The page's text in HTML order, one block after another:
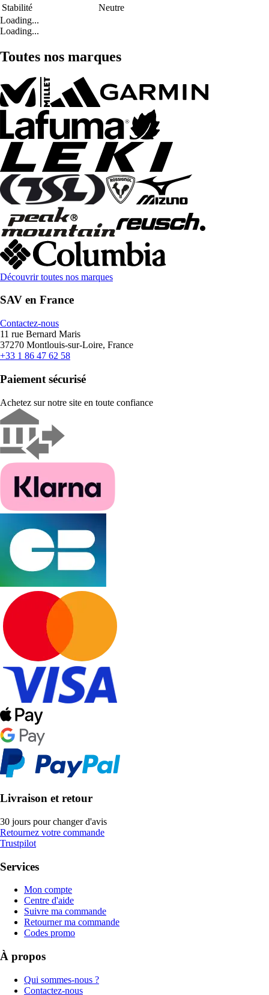
Stabilité
Neutre
Loading...
Loading...
Toutes nos marques
Découvrir toutes nos marques
SAV en France
Contactez-nous
11 rue Bernard Maris
37270 Montlouis-sur-Loire, France
+33 1 86 47 62 58
Paiement sécurisé
Achetez sur notre site en toute confiance
Livraison et retour
30 jours pour changer d'avis
Retournez votre commande
Trustpilot
Services
Mon compte
Centre d'aide
Suivre ma commande
Retourner ma commande
Codes promo
À propos
Qui sommes-nous ?
Contactez-nous